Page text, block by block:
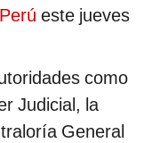
este jueves
como
Judicial, la
General